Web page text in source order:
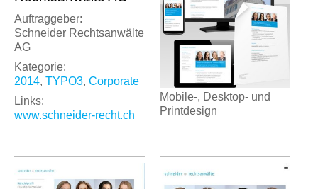
Auftraggeber:
Schneider Rechtsanwälte
AG
Kategorie:
2014, TYPO3, Corporate
Links:
www.schneider-recht.ch
Mobile-, Desktop- und
Printdesign